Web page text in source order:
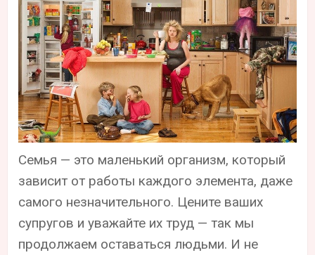
Семья — это маленький организм, который
зависит от работы каждого элемента, даже
самого незначительного. Цените ваших
супругов и уважайте их труд — так мы
продолжаем оставаться людьми. И не